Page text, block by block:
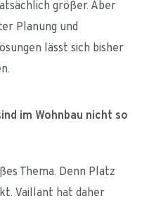
größer. Aber
Planung und
lässt sich bisher
im Wohnbau nicht so
Thema. Denn Platz
Vaillant hat daher